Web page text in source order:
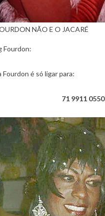
NÃO E O JACARÉ
Fourdon:
é só ligar para:
71 9911 0550